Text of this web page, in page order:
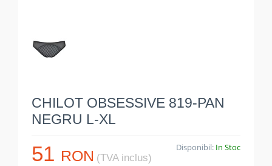
CHILOT OBSESSIVE 819-PAN
NEGRU L-XL
51 RON (TVA inclus)
Disponibil: In Stoc